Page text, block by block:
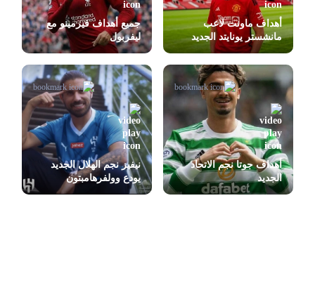
أهداف ماونت لاعب
مانشستر يونايتد الجديد
جميع أهداف فيرمينو مع
ليفربول
أهداف جوتا نجم الاتحاد
الجديد
نيفيز نجم الهلال الجديد
يودع وولفرهامبتون